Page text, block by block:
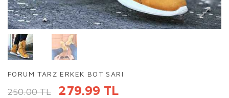
FORUM TARZ ERKEK BOT SARI
250.00 TL 279.99 TL